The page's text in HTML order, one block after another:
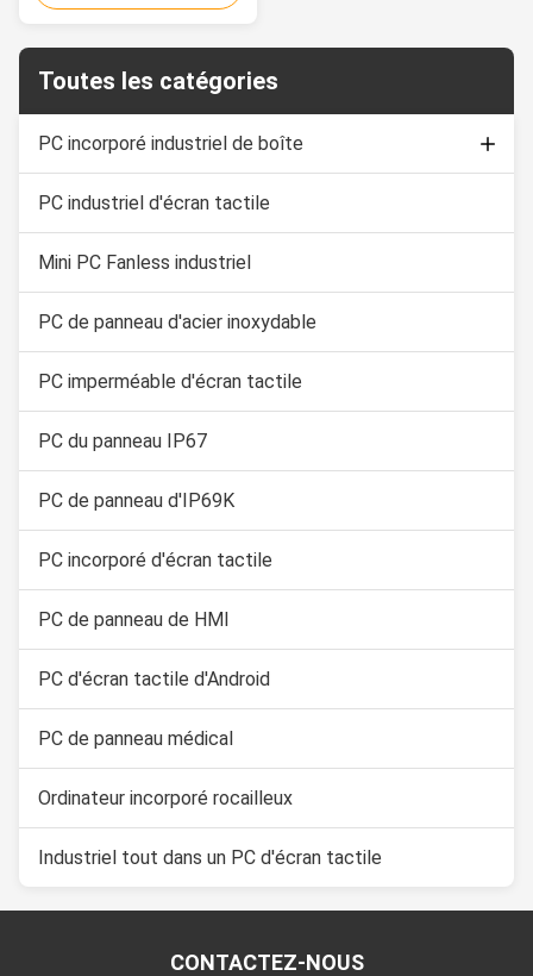
Intel Bay trail j1900 CPU:
option: VGA/HD-
MI/LAN/USB/COM 4. Operating
System:
Win7/8/10/Linux/Ubuntu 5. DC
Toutes les catégories
PC incorporé industriel de boîte
Moniteur capacitif de contact
Affichage d'écran tactile industriel
PC industriel d'écran tactile
Mini PC Fanless industriel
PC de panneau d'acier inoxydable
PC imperméable d'écran tactile
PC du panneau IP67
PC de panneau d'IP69K
PC incorporé d'écran tactile
PC de panneau de HMI
PC d'écran tactile d'Android
PC de panneau médical
Ordinateur incorporé rocailleux
Industriel tout dans un PC d'écran tactile
CONTACTEZ-NOUS